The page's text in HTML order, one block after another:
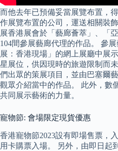
而他去年已預備妥當展覽布置，
作展覽布置的公司，運送相關裝
展香港展會於「藝廊薈萃」、「
104間參展藝廊代理的作品。 參
展：香港現場」的網上展廳中展
星展位，供因現時的旅遊限制而
們出眾的策展項目，並由巴塞爾
觀眾介紹當中的作品。 此外，數
共同展示藝術的力量。
寵物節: 會場限定現貨優惠
香港寵物節2023設有即場售票，
用卡購票入場。 另外，由即日起